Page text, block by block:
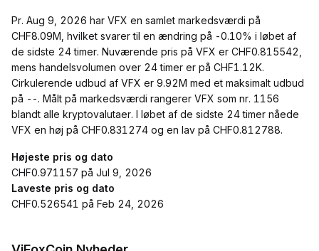
Pr. Aug 9, 2026 har VFX en samlet markedsværdi på
CHF8.09M, hvilket svarer til en ændring på -0.10% i løbet af
de sidste 24 timer. Nuværende pris på VFX er CHF0.815542,
mens handelsvolumen over 24 timer er på CHF1.12K.
Cirkulerende udbud af VFX er 9.92M med et maksimalt udbud
på --. Målt på markedsværdi rangerer VFX som nr. 1156
blandt alle kryptovalutaer. I løbet af de sidste 24 timer nåede
VFX en høj på CHF0.831274 og en lav på CHF0.812788.
Højeste pris og dato
CHF0.971157 på Jul 9, 2026
Laveste pris og dato
CHF0.526541 på Feb 24, 2026